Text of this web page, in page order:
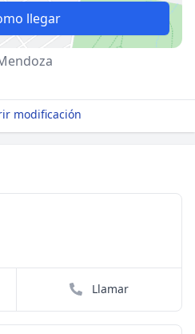
llegar
modificación
Llamar